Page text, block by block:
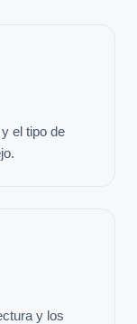
el tipo de
y los